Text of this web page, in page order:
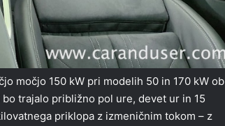
močjo 150 kW pri modelih 50 in 170 kW ob
trajalo približno pol ure, devet ur in 15
priklopa z izmeničnim tokom – z